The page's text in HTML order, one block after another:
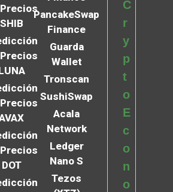
SHIB
DOT
PancakeSwap
Finance
Guarda
Wallet
Tronscan
SushiSwap
Acala
Network
Ledger
Nano S
Tezos
C
r
y
p
t
o
E
c
o
n
o